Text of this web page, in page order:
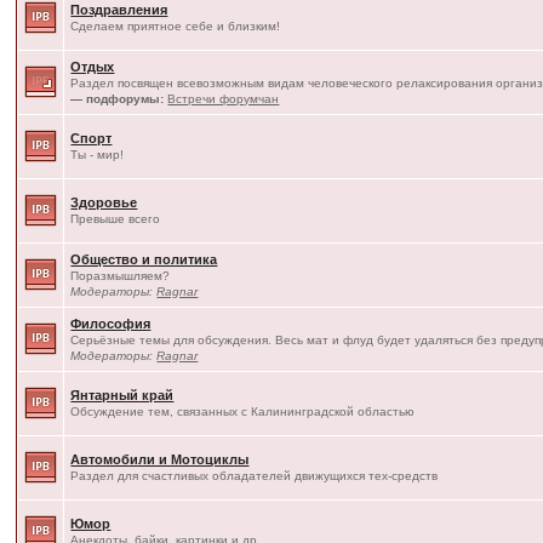
Поздравления
Сделаем приятное себе и близким!
Отдых
Раздел посвящен всевозможным видам человеческого релаксирования
— подфорумы: Встречи форумчан
Спорт
Ты - мир!
Здоровье
Превыше всего
Общество и политика
Поразмышляем?
Модераторы:Ragnar
Философия
Серьёзные темы для обсуждения. Весь мат и флуд будет удаляться без
Модераторы:Ragnar
Янтарный край
Обсуждение тем, связанных с Калининградской областью
Автомобили и Мотоциклы
Раздел для счастливых обладателей движущихся тех-средств
Юмор
Анекдоты, байки, картинки и др.